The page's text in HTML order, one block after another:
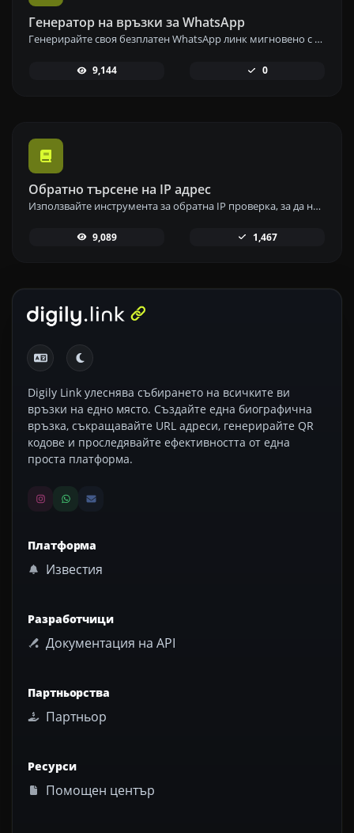
Генератор на връзки за WhatsApp
Генерирайте своя безплатен WhatsApp линк мигновено с нашия генератор на WhatsApp линкове. Добавете персонализирано съобщение и започнете чатове с едно кликване – без нужда от вход или програмиране.
9,144 0
Обратно търсене на IP адрес
Използвайте инструмента за обратна IP проверка, за да намерите домейна или хоста, свързан с всеки IP адрес бързо и лесно.
9,089 1,467
Digily Link улеснява събирането на всичките ви
връзки на едно място. Създайте една биографична
връзка, съкращавайте URL адреси, генерирайте QR
кодове и проследявайте ефективността от една
проста платформа.
Платформа
Известия
Разработчици
Документация на API
Партньорства
Партньор
Ресурси
Помощен център